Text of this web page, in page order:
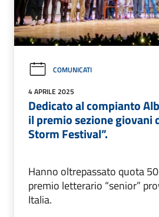
COMUNICATI
4 APRILE 2025
Dedicato al compianto
il premio sezione giovani
Storm Festival”.
Hanno oltrepassato quota
premio letterario “senior”
Italia.